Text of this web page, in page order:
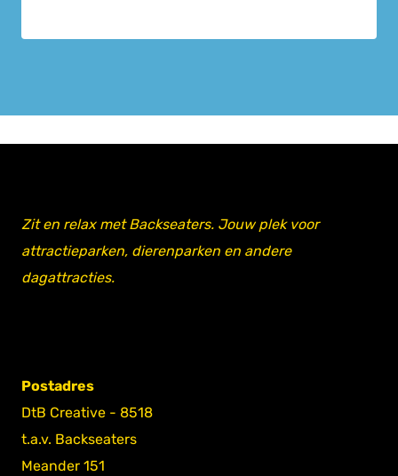
Zit en relax met Backseaters. Jouw plek voor
attractieparken, dierenparken en andere
dagattracties.
Postadres
DtB Creative - 8518
t.a.v. Backseaters
Meander 151